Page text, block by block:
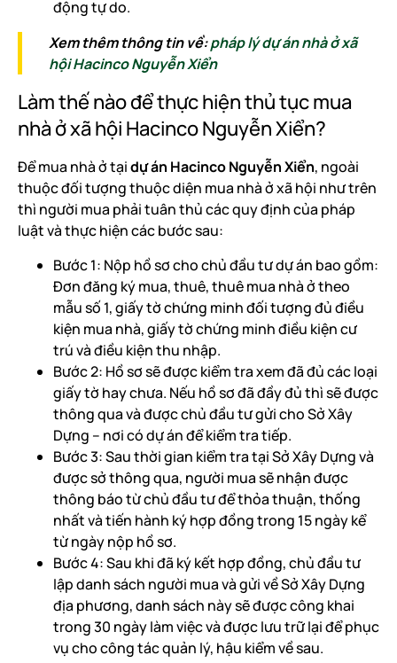
động tự do.
Xem thêm thông tin về:pháp lý dự án nhà ở xã
hội Hacinco Nguyễn Xiển
Làm thế nào để thực hiện thủ tục mua
nhà ở xã hội Hacinco Nguyễn Xiển?
Để mua nhà ở tạidự án Hacinco Nguyễn Xiển, ngoài
thuộc đối tượng thuộc diện mua nhà ở xã hội như trên
thì người mua phải tuân thủ các quy định của pháp
luật và thực hiện các bước sau:
Bước 1: Nộp hồ sơ cho chủ đầu tư dự án bao gồm:
Đơn đăng ký mua, thuê, thuê mua nhà ở theo
mẫu số 1, giấy tờ chứng minh đối tượng đủ điều
kiện mua nhà, giấy tờ chứng minh điều kiện cư
trú và điều kiện thu nhập.
Bước 2: Hồ sơ sẽ được kiểm tra xem đã đủ các loại
giấy tờ hay chưa. Nếu hồ sơ đã đầy đủ thì sẽ được
thông qua và được chủ đầu tư gửi cho Sở Xây
Dựng – nơi có dự án để kiểm tra tiếp.
Bước 3: Sau thời gian kiểm tra tại Sở Xây Dựng và
được sở thông qua, người mua sẽ nhận được
thông báo từ chủ đầu tư để thỏa thuận, thống
nhất và tiến hành ký hợp đồng trong 15 ngày kể
từ ngày nộp hồ sơ.
Bước 4: Sau khi đã ký kết hợp đồng, chủ đầu tư
lập danh sách người mua và gửi về Sở Xây Dựng
địa phương, danh sách này sẽ được công khai
trong 30 ngày làm việc và được lưu trữ lại để phục
vụ cho công tác quản lý, hậu kiểm về sau.